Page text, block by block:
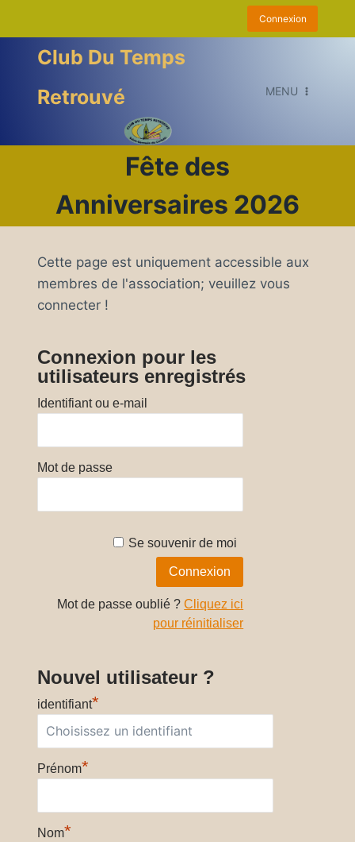
contenu
Connexion
Club Du Temps
Retrouvé
MENU
Fête des
Anniversaires 2026
Cette page est uniquement accessible aux
membres de l'association; veuillez vous
connecter !
Connexion pour les
utilisateurs enregistrés
Identifiant ou e-mail
Mot de passe
Se souvenir de moi
Mot de passe oublié ?Cliquez ici
pour réinitialiser
Nouvel utilisateur ?
identifiant*
Prénom*
Nom*